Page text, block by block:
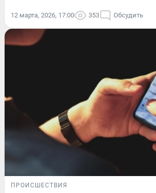
12 марта, 2026, 17:00 353 Обсудить
ПРОИСШЕСТВИЯ